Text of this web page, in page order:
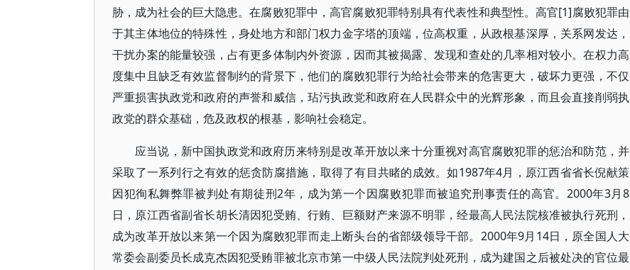
胁，成为社会的巨大隐患。在腐败犯罪中，高官腐败犯罪特别具有代表性和典型性。高官[1]腐败犯罪由
于其主体地位的特殊性，身处地方和部门权力金字塔的顶端，位高权重，从政根基深厚，关系网发达，
干扰办案的能量较强，占有更多体制内外资源，因而其被揭露、发现和查处的几率相对较小。在权力高
度集中且缺乏有效监督制约的背景下，他们的腐败犯罪行为给社会带来的危害更大，破坏力更强，不仅
严重损害执政党和政府的声誉和威信，玷污执政党和政府在人民群众中的光辉形象，而且会直接削弱执
政党的群众基础，危及政权的根基，影响社会稳定。
应当说，新中国执政党和政府历来特别是改革开放以来十分重视对高官腐败犯罪的惩治和防范，并
采取了一系列行之有效的惩贪防腐措施，取得了有目共睹的成效。如1987年4月，原江西省省长倪献策
因犯徇私舞弊罪被判处有期徒刑2年，成为第一个因腐败犯罪而被追究刑事责任的高官。2000年3月8
日，原江西省副省长胡长清因犯受贿、行贿、巨额财产来源不明罪，经最高人民法院核准被执行死刑，
成为改革开放以来第一个因为腐败犯罪而走上断头台的省部级领导干部。2000年9月14日，原全国人大
常委会副委员长成克杰因犯受贿罪被北京市第一中级人民法院判处死刑，成为建国之后被处决的官位最